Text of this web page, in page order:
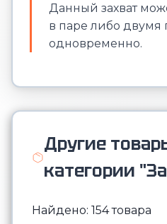
Данный захват
в паре либо двумя
одновременно.
Другие
категории
Найдено: 154 товара